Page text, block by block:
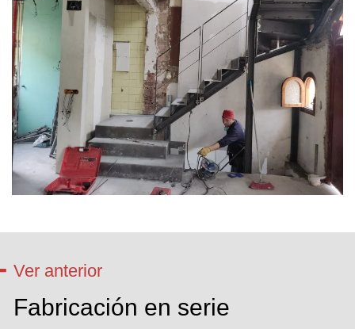
Ver anterior
Fabricación en serie